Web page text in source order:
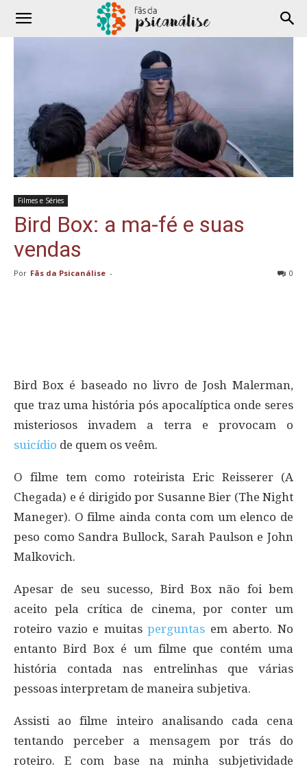
Filmes e Séries
Bird Box: a ma-fé e suas
vendas
Por Fãs da Psicanálise - 0
Bird Box é baseado no livro de Josh Malerman,
que traz uma história pós apocalíptica onde seres
misteriosos invadem a terra e provocam o
suicídio de quem os veêm.
O filme tem como roteirista Eric Reisserer (A
Chegada) e é dirigido por Susanne Bier (The Night
Maneger). O filme ainda conta com um elenco de
peso como Sandra Bullock, Sarah Paulson e John
Malkovich.
Apesar de seu sucesso, Bird Box não foi bem
aceito pela crítica de cinema, por conter um
roteiro vazio e muitasperguntas em aberto. No
entanto Bird Box é um filme que contém uma
história contada nas entrelinhas que várias
pessoas interpretam de maneira subjetiva.
Assisti ao filme inteiro analisando cada cena
tentando perceber a mensagem por trás do
roteiro. E com base na minha subjetividade